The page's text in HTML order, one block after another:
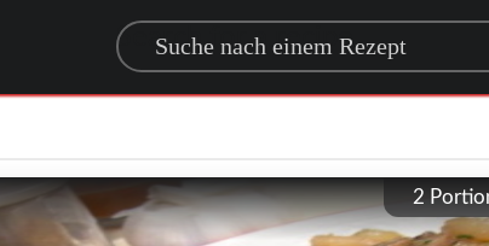
Search for a recipe
2